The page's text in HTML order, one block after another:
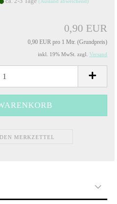
0,90 EUR
0,90 EUR pro 1 Mtr. (Grundpreis)
inkl. 19% MwSt. zzgl. Versand
MERKZETTEL